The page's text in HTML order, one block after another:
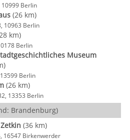
Berlin
(26 km)
10963 Berlin
km)
Berlin
Museum
Berlin
(26 km)
13353 Berlin
Brandenburg)
(36 km)
16547 Birkenwerder